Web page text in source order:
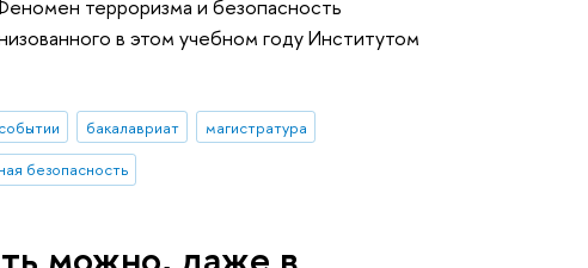
терроризма и безопасность
в этом учебном году Институтом
бакалавриат
магистратура
безопасность